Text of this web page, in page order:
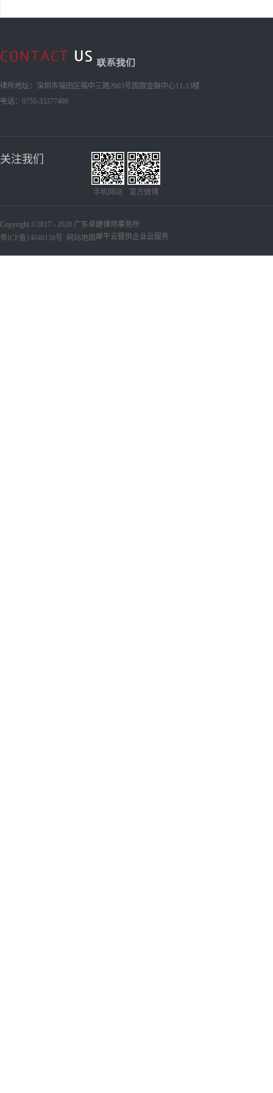
Copyright ©2017 - 2020 广东卓建律师事务所
粤ICP备14046138号 网站地图 犀牛云提供企业云服务
律所地址：深圳市福田区福中三路2003号国银金融中心11-13楼
电话：0755-33377408
关注我们
手机网站 官方微博